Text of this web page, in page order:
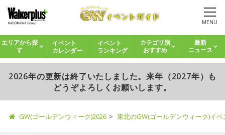
MENU
エリアから探
す
イベント
カレンダー
イベント
ランキング
カテゴリ別
おすすめ
最新
ニュース
2026年の更新は終了いたしました。来年（2027年）も
どうぞよろしくお願いします。
GW(ゴールデンウィーク)2026 東北のGW(ゴールデンウィーク)イ